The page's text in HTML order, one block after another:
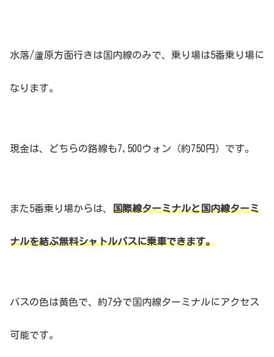
水落/蘆原方面行きは国内線のみで、乗り場は5番乗り場に
なります。
現金は、どちらの路線も7,500ウォン（約750円）です。
また5番乗り場からは、 国際線ターミナルと国内線ターミ
ナルを結ぶ無料シャトルバスに乗車できます。
バスの色は黄色で、約7分で国内線ターミナルにアクセス
可能です。